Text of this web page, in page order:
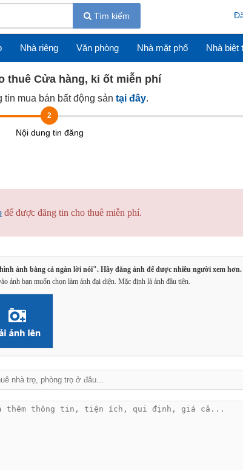
Tìm kiếm
Nhà riêng Văn phòng Nhà mặt phố Nhà biệt
thuê Cửa hàng, ki ốt miễn phí
tin mua bán bất động sản tại đây.
2
Nội dung tin đăng
để được đăng tin cho thuê miễn phí.
ảnh bằng cả ngàn lời nói". Hãy đăng ảnh để được nhiều người xem hơn.
ảnh bạn muốn chọn làm ảnh đại diện. Mặc định là ảnh đầu tiên.